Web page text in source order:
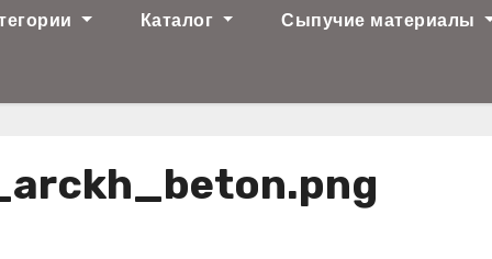
Каталог Сыпучие материалы